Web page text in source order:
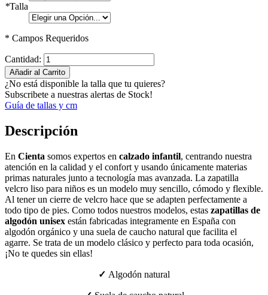
*Talla
* Campos Requeridos
Cantidad:
Añadir al Carrito
¿No está disponible la talla que tu quieres?
Subscribete a nuestras alertas de Stock!
Guía de tallas y cm
Descripción
En Cienta somos expertos en calzado infantil, centrando nuestra
atención en la calidad y el confort y usando únicamente materias
primas naturales junto a tecnología mas avanzada. La zapatilla
velcro liso para niños es un modelo muy sencillo, cómodo y flexible.
Al tener un cierre de velcro hace que se adapten perfectamente a
todo tipo de pies. Como todos nuestros modelos, estas zapatillas de
algodón unisex están fabricadas integramente en España con
algodón orgánico y una suela de caucho natural que facilita el
agarre. Se trata de un modelo clásico y perfecto para toda ocasión,
¡No te quedes sin ellas!
✓ Algodón natural